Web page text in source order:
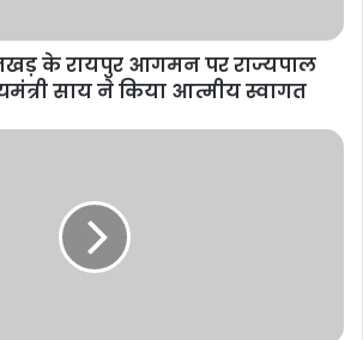
के रायपुर आगमन पर राज्यपाल
साय ने किया आत्मीय स्वागत